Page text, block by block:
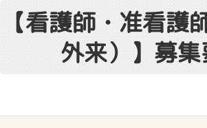
【看護師・准看護
外来）】募